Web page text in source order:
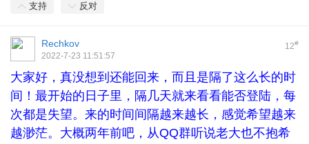
支持 反对
12#
Rechkov
2022-7-23 11:51:57
大家好，真没想到还能回来，而且是隔了这么长的时
间！最开始的日子里，隔几天就来看看能否登陆，每
次都是失望。来的时间间隔越来越长，感觉希望越来
越渺茫。大概两年前吧，从QQ群听说老大也不抱希